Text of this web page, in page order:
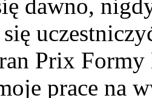
dawno,
Prix Formy
prace na